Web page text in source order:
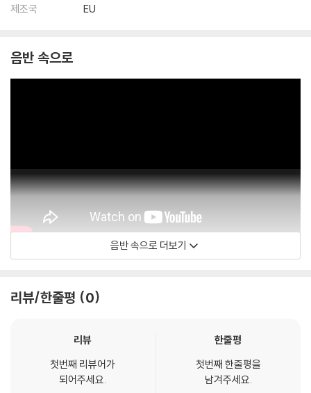
등이 발생할 수 있습니다.
1) 불량으로 인한 반품/교환 요청 시에는 불량 확인을 위해 개봉 시의 동영
상을 요청할 수 있으며, 동영상이 없는 경우 반품/교환이 제한될 수 있습니
제조국
EU
음반 속으로
Danzig-Verotik Entertainment
음반 속으로 더보기
리뷰/한줄평 0
리뷰
첫번째 리뷰어가
되어주세요.
한줄평
첫번째 한줄평을
남겨주세요.